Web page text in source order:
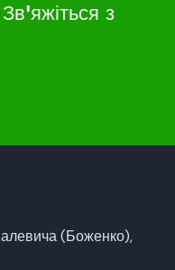
з
(Боженко),